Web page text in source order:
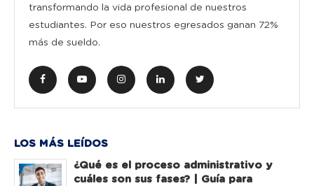
transformando la vida profesional de nuestros
estudiantes. Por eso nuestros egresados ganan 72%
más de sueldo.
LOS MÁS LEÍDOS
¿Qué es el proceso administrativo y
cuáles son sus fases? | Guía para